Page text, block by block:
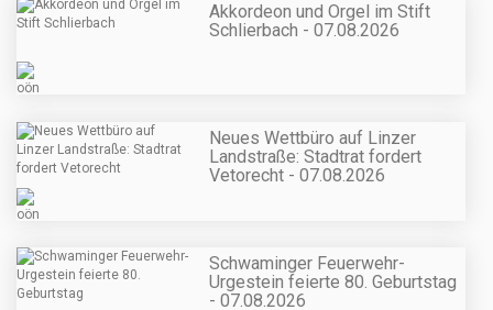
Akkordeon und Orgel im Stift
Schlierbach - 07.08.2026
Neues Wettbüro auf Linzer
Landstraße: Stadtrat fordert
Vetorecht - 07.08.2026
Schwaminger Feuerwehr-
Urgestein feierte 80. Geburtstag
- 07.08.2026